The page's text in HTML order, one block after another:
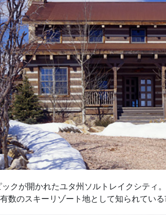
クが開かれたユタ州ソルトレイクシティ
数のスキーリゾート地として知られている